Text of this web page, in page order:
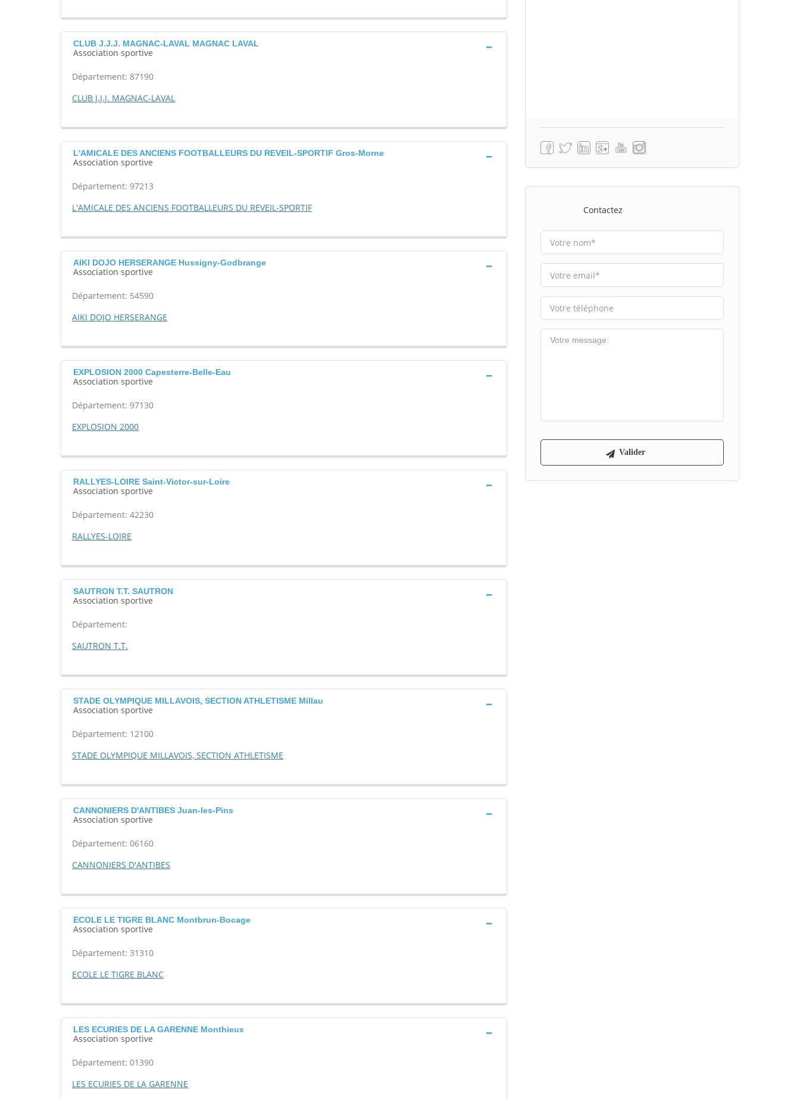
CLUB J.J.J. MAGNAC-LAVAL MAGNAC LAVAL
Association sportive
Département: 87190
CLUB J.J.J. MAGNAC-LAVAL
L'AMICALE DES ANCIENS FOOTBALLEURS DU REVEIL-SPORTIF Gros-Morne
Association sportive
Département: 97213
L'AMICALE DES ANCIENS FOOTBALLEURS DU REVEIL-SPORTIF
AIKI DOJO HERSERANGE Hussigny-Godbrange
Association sportive
Département: 54590
AIKI DOJO HERSERANGE
EXPLOSION 2000 Capesterre-Belle-Eau
Association sportive
Département: 97130
EXPLOSION 2000
RALLYES-LOIRE Saint-Victor-sur-Loire
Association sportive
Département: 42230
RALLYES-LOIRE
SAUTRON T.T. SAUTRON
Association sportive
Département:
SAUTRON T.T.
STADE OLYMPIQUE MILLAVOIS, SECTION ATHLETISME Millau
Association sportive
Département: 12100
STADE OLYMPIQUE MILLAVOIS, SECTION ATHLETISME
CANNONIERS D'ANTIBES Juan-les-Pins
Association sportive
Département: 06160
CANNONIERS D'ANTIBES
ECOLE LE TIGRE BLANC Montbrun-Bocage
Association sportive
Département: 31310
ECOLE LE TIGRE BLANC
LES ECURIES DE LA GARENNE Monthieux
Association sportive
Département: 01390
LES ECURIES DE LA GARENNE
Contactez